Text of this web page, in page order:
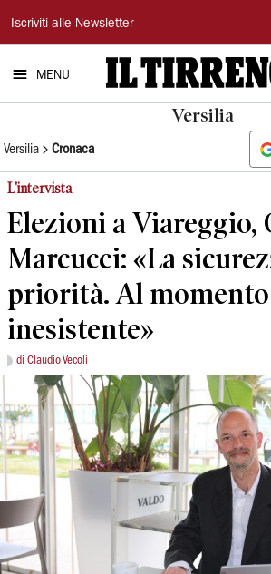
Il
Tirreno
Iscriviti alle Newsletter
MENU
Versilia
Versilia Cronaca
L'intervista
Elezioni a Viareggio,
Marcucci: «La
priorità. Al momento
inesistente»
di Claudio Vecoli